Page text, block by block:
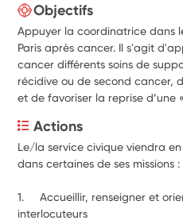
Objectifs
Appuyer la coordinatrice dans
Paris après cancer. Il s'agit
cancer différents soins de
récidive ou de second cancer,
et de favoriser la reprise d’une
Actions
Le/la service civique viendra
dans certaines de ses missions :
1.     Accueillir, renseigner et
interlocuteurs